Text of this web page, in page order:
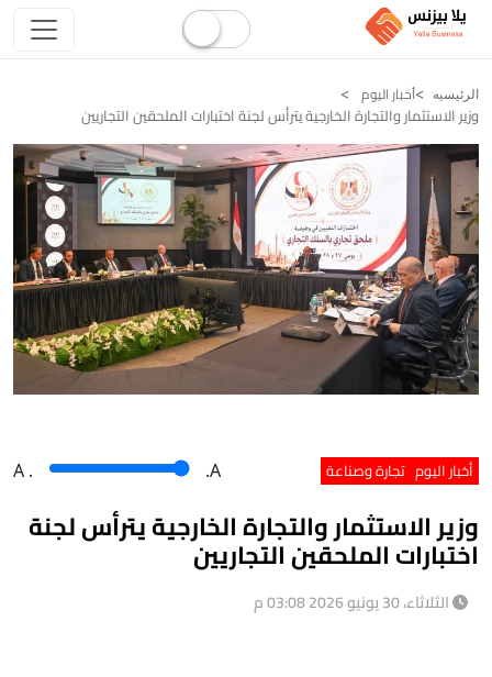
الرئيسيه أخبار اليوم
وزير الاستثمار والتجارة الخارجية يترأس لجنة اختبارات الملحقين التجاريين
أخبار اليوم تجارة وصناعة A . .A
وزير الاستثمار والتجارة الخارجية يترأس لجنة
اختبارات الملحقين التجاريين
الثلاثاء، 30 يونيو 2026 03:08 م